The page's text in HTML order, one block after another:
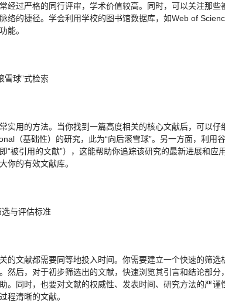
经过严格的同行评审，学术价值较高。同时，可以关注那
络的捷径。学会利用学校的图书馆数据库，如Web of
能。
雪球”式检索
实用的方法。当你找到一篇高度相关的核心文献后，可以
（基础性）的研究，此为“向后滚雪球”。另一方面，利用
“被引用的文献”），这能帮助你追踪该研究的最新进展和应
你的有效文献库。
与评估标准
的文献都需要同等地投入时间。你需要建立一个快速的筛
然后，对于初步筛选出的文献，快速浏览其引言和结论部
。同时，也要对文献的权威性、发表时间、研究方法的严
程清晰的文献。